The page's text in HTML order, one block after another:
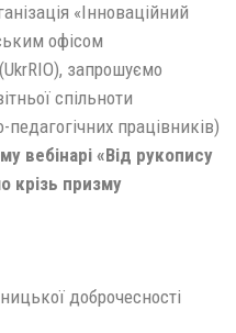
«Інноваційний
офісом
запрошуємо
спільноти
педагогічних працівників)
вебінарі «Від рукопису
крізь призму
доброчесності